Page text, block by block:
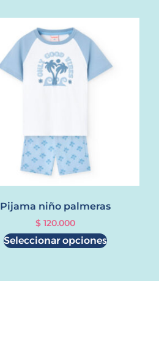
Pijama niño palmeras
$ 120.000
Seleccionar opciones